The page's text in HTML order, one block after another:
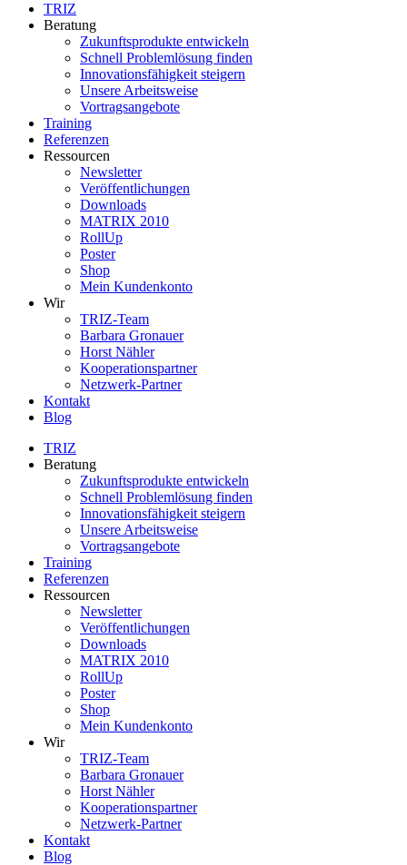
TRIZ
Beratung
Zukunftsprodukte entwickeln
Schnell Problemlösung finden
Innovationsfähigkeit steigern
Unsere Arbeitsweise
Vortragsangebote
Training
Referenzen
Ressourcen
Newsletter
Veröffentlichungen
Downloads
MATRIX 2010
RollUp
Poster
Shop
Mein Kundenkonto
Wir
TRIZ-Team
Barbara Gronauer
Horst Nähler
Kooperationspartner
Netzwerk-Partner
Kontakt
Blog
TRIZ
Beratung
Zukunftsprodukte entwickeln
Schnell Problemlösung finden
Innovationsfähigkeit steigern
Unsere Arbeitsweise
Vortragsangebote
Training
Referenzen
Ressourcen
Newsletter
Veröffentlichungen
Downloads
MATRIX 2010
RollUp
Poster
Shop
Mein Kundenkonto
Wir
TRIZ-Team
Barbara Gronauer
Horst Nähler
Kooperationspartner
Netzwerk-Partner
Kontakt
Blog